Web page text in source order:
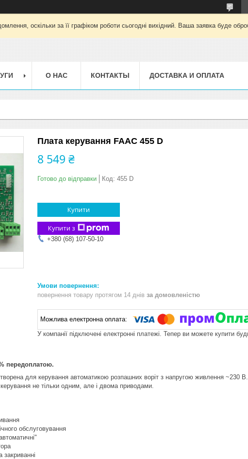
оскільки за її графіком роботи сьогодні вихідний. Ваша заявка буде
О НАС КОНТАКТЫ ДОСТАВКА И ОПЛАТА
Плата керування FAAC 455 D
8 549 ₴
Готово до відправки Код: 455 D
Купити
Купити з
+380 (68) 107-50-10
повернення товару протягом 14 днів за домовленістю
У компанії підключені електронні платежі. Тепер ви можете купити
передоплатою.
для керування автоматикою розпашних воріт з напругою живлення ~230
не тільки одним, але і двома приводами.
обслуговування
закриванні